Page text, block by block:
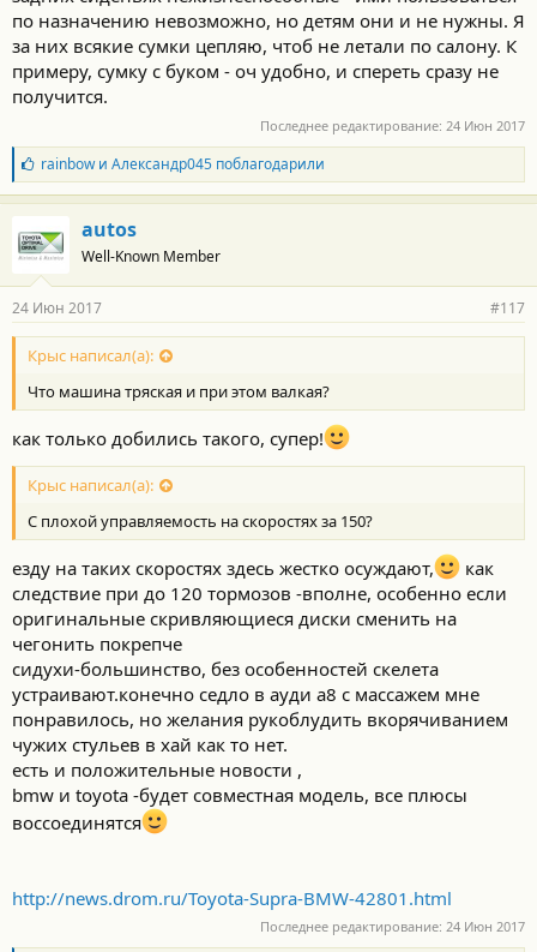
по назначению невозможно, но детям они и не нужны. Я
за них всякие сумки цепляю, чтоб не летали по салону. К
примеру, сумку с буком - оч удобно, и спереть сразу не
получится.
Последнее редактирование: 24 Июн 2017
Б
л
а
о
д
а
н
о
с
и
:
rainbowи Александр045поблагодарили
autos
Well-Known Member
24 Июн 2017 #117
Крыс написал(а):
Что машина тряская и при этом валкая?
как только добились такого, супер!
Крыс написал(а):
С плохой управляемость на скоростях за 150?
езду на таких скоростях здесь жестко осуждают,
как
следствие при до 120 тормозов -вполне, особенно если
оригинальные скривляющиеся диски сменить на
чегонить покрепче
сидухи-большинство, без особенностей скелета
устраивают.конечно седло в ауди а8 с массажем мне
понравилось, но желания рукоблудить вкорячиванием
чужих стульев в хай как то нет.
есть и положительные новости ,
bmw и toyota -будет совместная модель, все плюсы
воссоединятся
http://news.drom.ru/Toyota-Supra-BMW-42801.html
Последнее редактирование: 24 Июн 2017